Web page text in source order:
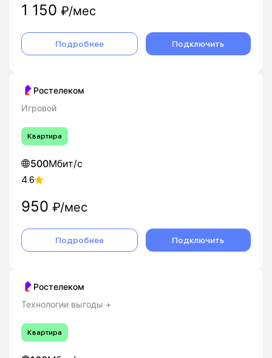
1 150 ₽/мес
Подробнее Подключить
Ростелеком
Игровой
Квартира
500Мбит/с
4.6
950 ₽/мес
Подробнее Подключить
Ростелеком
Технологии выгоды +
Квартира